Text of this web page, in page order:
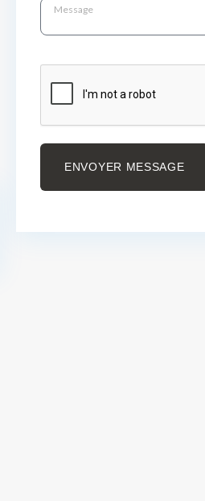
ENVOYER MESSAGE